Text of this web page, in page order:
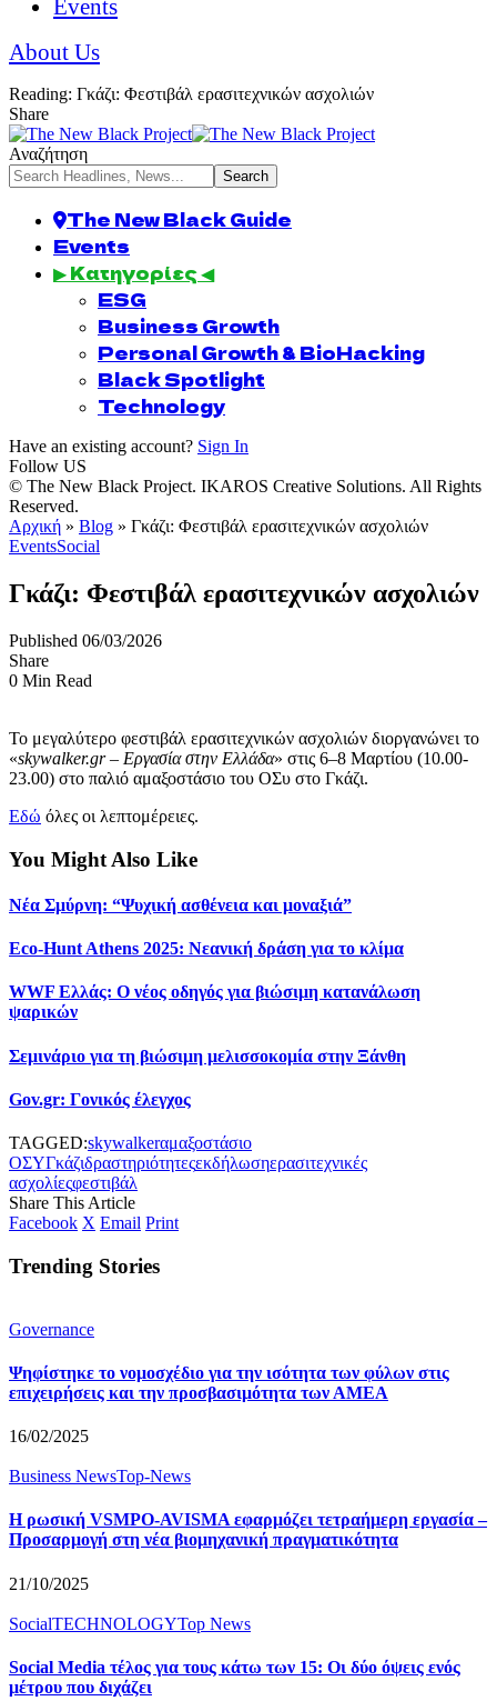
Events
About Us
Reading: Γκάζι: Φεστιβάλ ερασιτεχνικών ασχολιών
Share
Αναζήτηση
The New Black Guide
Events
▶ Κατηγορίες ◀
ESG
Business Growth
Personal Growth & BioHacking
Black Spotlight
Technology
Have an existing account? Sign In
Follow US
© The New Black Project. IKAROS Creative Solutions. All Rights
Reserved.
Αρχική » Blog » Γκάζι: Φεστιβάλ ερασιτεχνικών ασχολιών
EventsSocial
Γκάζι: Φεστιβάλ ερασιτεχνικών ασχολιών
Published 06/03/2026
Share
0 Min Read
Το μεγαλύτερο φεστιβάλ ερασιτεχνικών ασχολιών διοργανώνει το
«skywalker.gr – Εργασία στην Ελλάδα» στις 6–8 Μαρτίου (10.00-
23.00) στο παλιό αμαξοστάσιο του ΟΣυ στο Γκάζι.
Εδώ όλες οι λεπτομέρειες.
You Might Also Like
Νέα Σμύρνη: “Ψυχική ασθένεια και μοναξιά”
Eco-Hunt Athens 2025: Νεανική δράση για το κλίμα
WWF Ελλάς: Ο νέος οδηγός για βιώσιμη κατανάλωση
ψαρικών
Σεμινάριο για τη βιώσιμη μελισσοκομία στην Ξάνθη
Gov.gr: Γονικός έλεγχος
TAGGED:skywalkerαμαξοστάσιο
ΟΣΥΓκάζιδραστηριότητεςεκδήλωσηερασιτεχνικές
ασχολίεςφεστιβάλ
Share This Article
Facebook X Email Print
Trending Stories
Governance
Ψηφίστηκε το νομοσχέδιο για την ισότητα των φύλων στις
επιχειρήσεις και την προσβασιμότητα των ΑΜΕΑ
16/02/2025
Business NewsTop-News
Η ρωσική VSMPO-AVISMA εφαρμόζει τετραήμερη εργασία –
Προσαρμογή στη νέα βιομηχανική πραγματικότητα
21/10/2025
SocialTECHNOLOGYTop News
Social Media τέλος για τους κάτω των 15: Οι δύο όψεις ενός
μέτρου που διχάζει